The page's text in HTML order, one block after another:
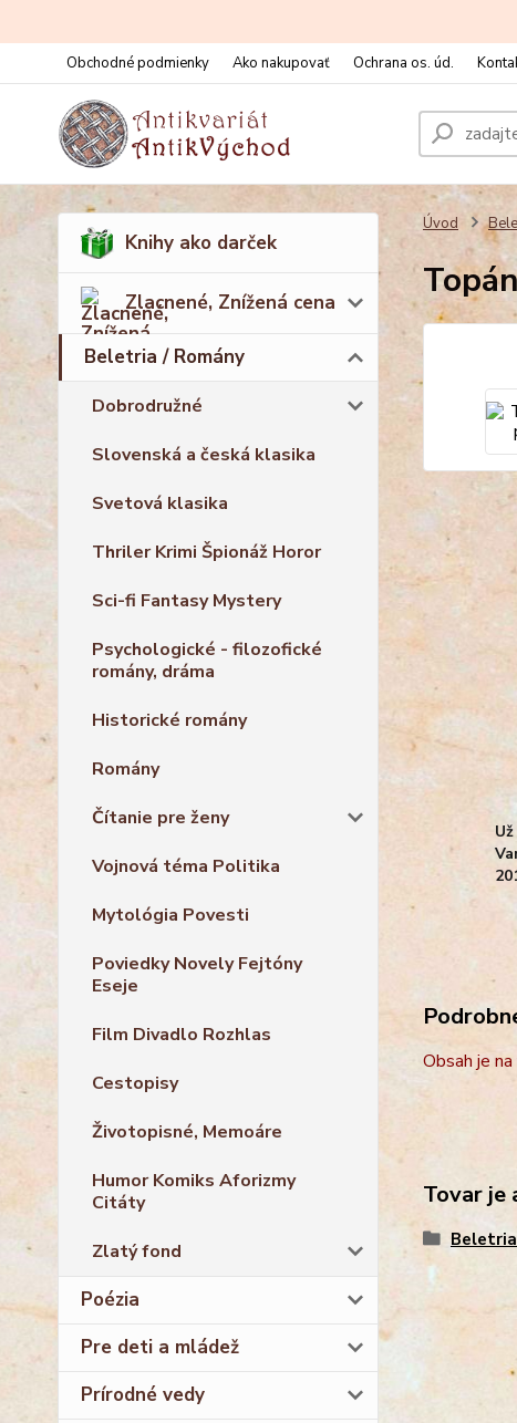
Obchodné podmienky Ako nakupovať Ochrana os. úd.
Knihy ako darček
Zlacnené, Znížená cena
Beletria / Romány
Dobrodružné
Slovenská a česká klasika
Svetová klasika
Thriler Krimi Špionáž Horor
Sci-fi Fantasy Mystery
Psychologické - filozofické
romány, dráma
Historické romány
Romány
Čítanie pre ženy
Vojnová téma Politika
Mytológia Povesti
Poviedky Novely Fejtóny
Eseje
Film Divadlo Rozhlas
Cestopisy
Životopisné, Memoáre
Humor Komiks Aforizmy
Citáty
Zlatý fond
Poézia
Pre deti a mládež
Prírodné vedy
Úvod
Obsah je
Tovar je